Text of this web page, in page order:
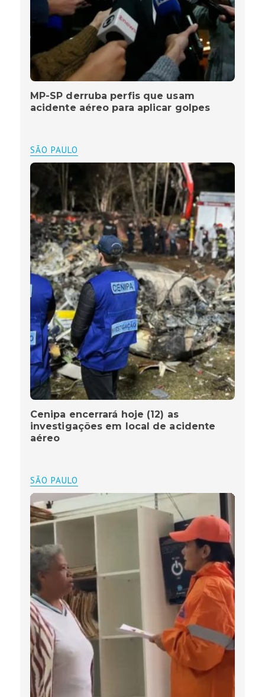
MP-SP derruba perfis que usam
acidente aéreo para aplicar golpes
SÃO PAULO
Cenipa encerrará hoje (12) as
investigações em local de acidente
aéreo
SÃO PAULO